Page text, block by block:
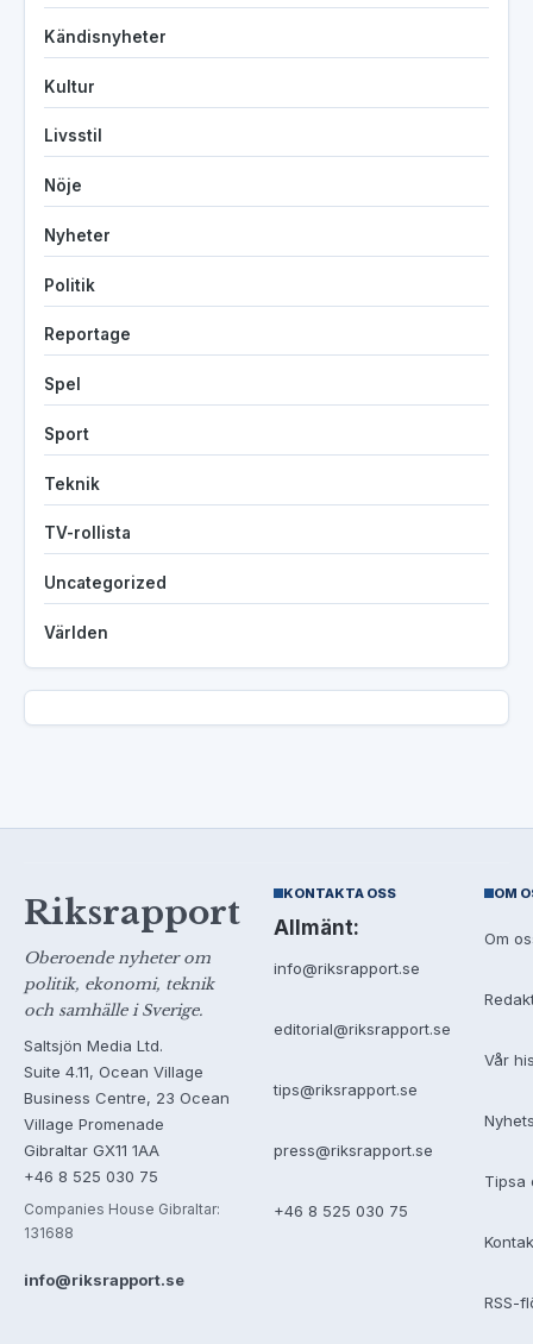
Kändisnyheter
Kultur
Livsstil
Nöje
Nyheter
Politik
Reportage
Spel
Sport
Teknik
TV-rollista
Uncategorized
Världen
Riksrapport
Oberoende nyheter om
politik, ekonomi, teknik
och samhälle i Sverige.
Saltsjön Media Ltd.
Suite 4.11, Ocean Village
Business Centre, 23 Ocean
Village Promenade
Gibraltar GX11 1AA
+46 8 525 030 75
Companies House Gibraltar:
131688
info@riksrapport.se
KONTAKTA OSS
Allmänt:
info@riksrapport.se
editorial@riksrapport.se
tips@riksrapport.se
press@riksrapport.se
+46 8 525 030 75
OM
Om
Vår
Tipsa
RSS-